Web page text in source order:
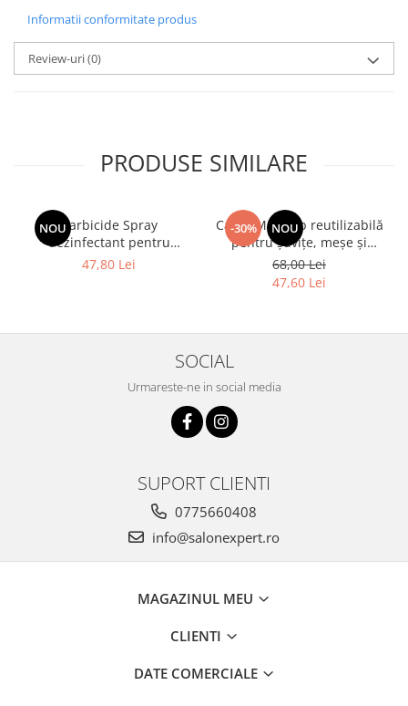
Informatii conformitate produs
Review-uri(0)
PRODUSE SIMILARE
NOUBarbicide Spray
dezinfectant pentru
suprafete netede 1000ml
47,80 Lei
-30% NOU
Cască Magicap reutilizabilă
pentru șuvițe, meșe și
tehnica frosting & tipping
68,00 Lei
47,60 Lei
SOCIAL
Urmareste-ne in social media
SUPORT CLIENTI
0775660408
info@salonexpert.ro
MAGAZINUL MEU
CLIENTI
DATE COMERCIALE